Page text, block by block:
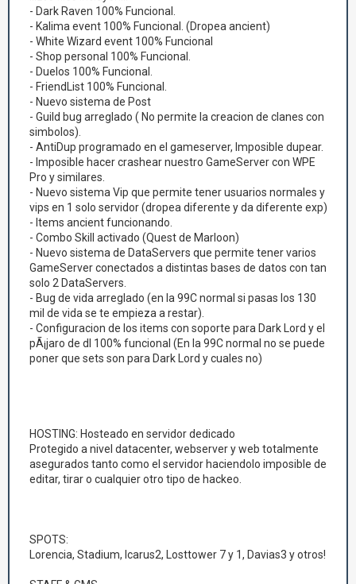
- Dark Raven 100% Funcional.
- Kalima event 100% Funcional. (Dropea ancient)
- White Wizard event 100% Funcional
- Shop personal 100% Funcional.
- Duelos 100% Funcional.
- FriendList 100% Funcional.
- Nuevo sistema de Post
- Guild bug arreglado ( No permite la creacion de clanes con
simbolos).
- AntiDup programado en el gameserver, Imposible dupear.
- Imposible hacer crashear nuestro GameServer con WPE
Pro y similares.
- Nuevo sistema Vip que permite tener usuarios normales y
vips en 1 solo servidor (dropea diferente y da diferente exp)
- Items ancient funcionando.
- Combo Skill activado (Quest de Marloon)
- Nuevo sistema de DataServers que permite tener varios
GameServer conectados a distintas bases de datos con tan
solo 2 DataServers.
- Bug de vida arreglado (en la 99C normal si pasas los 130
mil de vida se te empieza a restar).
- Configuracion de los items con soporte para Dark Lord y el
pÃ¡jaro de dl 100% funcional (En la 99C normal no se puede
poner que sets son para Dark Lord y cuales no)
HOSTING: Hosteado en servidor dedicado
Protegido a nivel datacenter, webserver y web totalmente
asegurados tanto como el servidor haciendolo imposible de
editar, tirar o cualquier otro tipo de hackeo.
SPOTS:
Lorencia, Stadium, Icarus2, Losttower 7 y 1, Davias3 y otros!